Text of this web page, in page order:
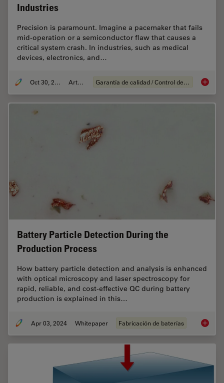
Industries
Precision is paramount. Imagine a pacemaker that fails
mid-operation or a semiconductor flaw that causes a
critical system crash. In industries, such as medical
devices, electronics, and…
Oct 30, 2025 Article Garantía de calidad / Control de calidad Quality
Battery Particle Detection During the
Production Process
How battery particle detection and analysis is enhanced
with optical microscopy and laser spectroscopy for
rapid, reliable, and cost-effective QC during battery
production is explained in this…
Apr 03, 2024 Whitepaper Fabricación de baterías Battery